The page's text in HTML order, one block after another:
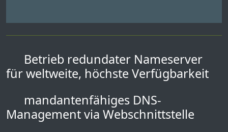
Betrieb redundater Nameserver
für weltweite, höchste Verfügbarkeit
mandantenfähiges DNS-
Management via Webschnittstelle